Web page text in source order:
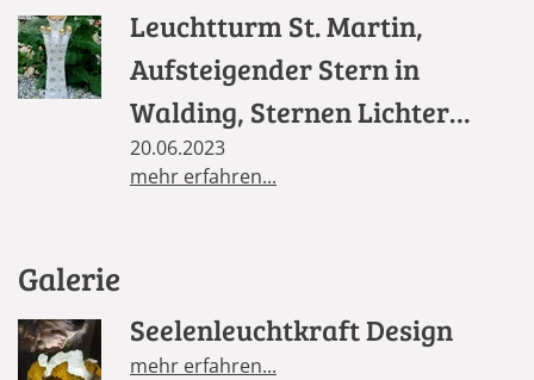
Leuchtturm St. Martin,
Aufsteigender Stern in
Walding, Sternen Lichter
Säule in St. Florian
20.06.2023
mehr erfahren...
Galerie
Seelenleuchtkraft Design
mehr erfahren...